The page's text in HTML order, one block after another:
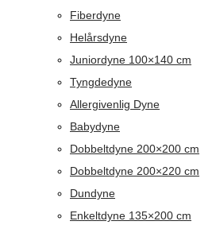
Fiberdyne
Helårsdyne
Juniordyne 100×140 cm
Tyngdedyne
Allergivenlig Dyne
Babydyne
Dobbeltdyne 200×200 cm
Dobbeltdyne 200×220 cm
Dundyne
Enkeltdyne 135×200 cm